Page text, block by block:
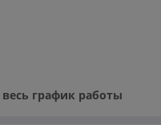
весь график работы